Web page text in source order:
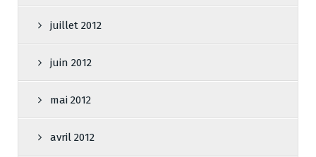
juillet 2012
juin 2012
mai 2012
avril 2012